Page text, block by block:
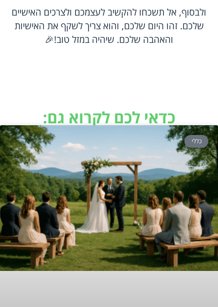
ולבסוף, אל תשכחו להקשיב לעצמכם ולצרכים האישיים
שלכם. זהו היום שלכם, והוא צריך לשקף את האישיות
והאהבה שלכם. שיהיה במזל טוב!🎉
כדאי לכם לקרוא גם:
כללי